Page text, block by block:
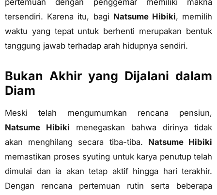
pertemuan dengan penggemar memiliki makna
tersendiri. Karena itu, bagi Natsume Hibiki, memilih
waktu yang tepat untuk berhenti merupakan bentuk
tanggung jawab terhadap arah hidupnya sendiri.
Bukan Akhir yang Dijalani dalam
Diam
Meski telah mengumumkan rencana pensiun,
Natsume Hibiki menegaskan bahwa dirinya tidak
akan menghilang secara tiba-tiba. Natsume Hibiki
memastikan proses syuting untuk karya penutup telah
dimulai dan ia akan tetap aktif hingga hari terakhir.
Dengan rencana pertemuan rutin serta beberapa